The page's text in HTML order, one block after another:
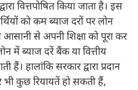
वित्तपोषित किया जाता है। इस
को कम ब्याज दरों पर लोन
आसानी से अपनी शिक्षा को पूरा कर
में ब्याज दरें बैंक या वित्तीय
हैं। हालांकि सरकार द्वारा प्रदान
कुछ रियायतें हो सकती हैं,